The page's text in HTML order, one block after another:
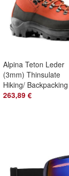
Alpina Teton Leder
(3mm) Thinsulate
Hiking/ Backpacking
Bergschuhe /62714
263,89 €